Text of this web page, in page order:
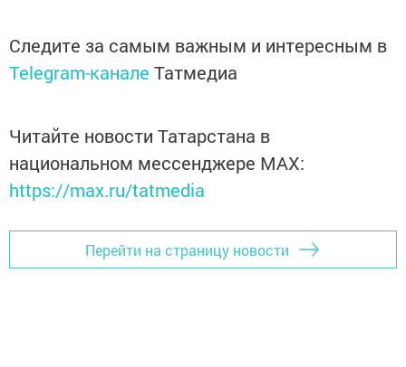
Следите за самым важным и интересным в
Telegram-канале Татмедиа
Читайте новости Татарстана в
национальном мессенджере MАХ:
https://max.ru/tatmedia
Перейти на страницу новости